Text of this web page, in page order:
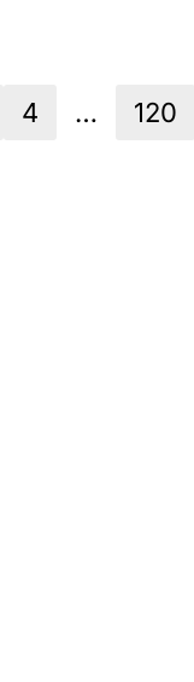
4 … 120